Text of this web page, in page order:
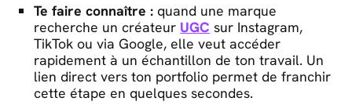
Te faire connaître : quand une marque
recherche un créateur UGC sur Instagram,
TikTok ou via Google, elle veut accéder
rapidement à un échantillon de ton travail. Un
lien direct vers ton portfolio permet de franchir
cette étape en quelques secondes.